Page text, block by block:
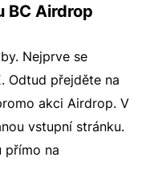
BC Airdrop
Nejprve se
Odtud přejděte na
akci Airdrop. V
vstupní stránku.
přímo na